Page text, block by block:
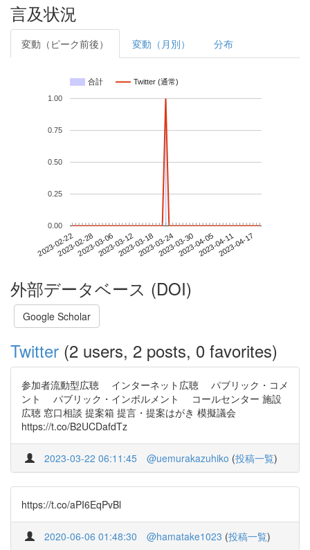
言及状況
変動（ピーク前後） 変動（月別） 分布
合計 Twitter (通常)
2023-02-222023-02-282023-03-062023-03-122023-03-182023-03-242023-03-302023-04-052023-04-112023-04-17
0.00
0.25
0.50
0.75
1.00
外部データベース (DOI)
Google Scholar
Twitter (2 users, 2 posts, 0 favorites)
参加者流動型広聴 インターネット広聴 パブリック・コメ
ント パブリック・インボルメント コールセンター 施設
広聴 窓口相談 提案箱 提言・提案はがき 模擬議会
https://t.co/B2UCDafdTz
2023-03-22 06:11:45 @uemurakazuhiko (投稿一覧)
https://t.co/aPI6EqPvBl
2020-06-06 01:48:30 @hamatake1023 (投稿一覧)